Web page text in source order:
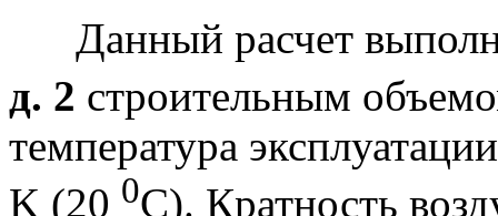
Данный расчет
д. 2 строительным
температура
K (20 0C). Кратность